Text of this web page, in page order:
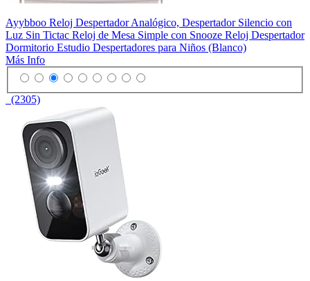
Ayybboo Reloj Despertador Analógico, Despertador Silencio con
Luz Sin Tictac Reloj de Mesa Simple con Snooze Reloj Despertador
Dormitorio Estudio Despertadores para Niños (Blanco)
Más Info
(2305)